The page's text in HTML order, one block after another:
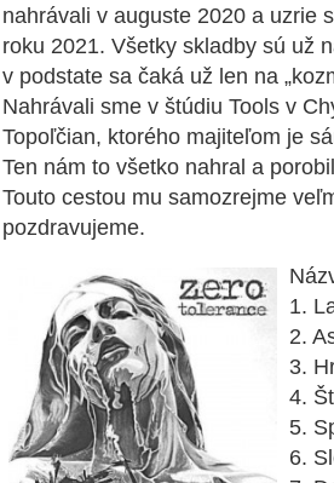
nahrávali v auguste 2020 a uzrie
roku 2021. Všetky skladby sú už
v podstate sa čaká už len na
Nahrávali sme v štúdiu Tools v
Topoľčian, ktorého majiteľom je
Ten nám to všetko nahral a
Touto cestou mu samozrejme
pozdravujeme.
1.
2.
3.
4.
5.
6.